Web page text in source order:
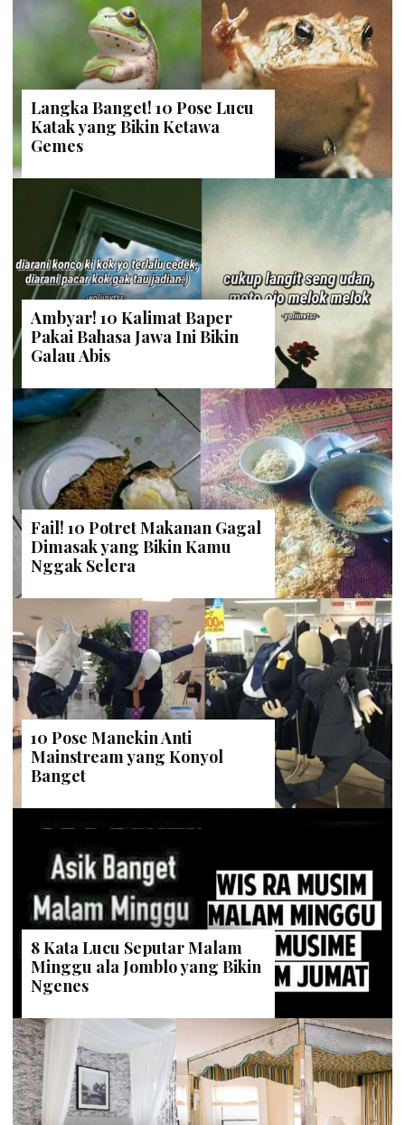
Langka Banget! 10 Pose Lucu
Katak yang Bikin Ketawa
Gemes
Ambyar! 10 Kalimat Baper
Pakai Bahasa Jawa Ini Bikin
Galau Abis
Fail! 10 Potret Makanan Gagal
Dimasak yang Bikin Kamu
Nggak Selera
10 Pose Manekin Anti
Mainstream yang Konyol
Banget
8 Kata Lucu Seputar Malam
Minggu ala Jomblo yang Bikin
Ngenes